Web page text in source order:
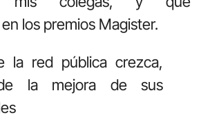
los premios Magister.
la red pública crezca,
la mejora de sus